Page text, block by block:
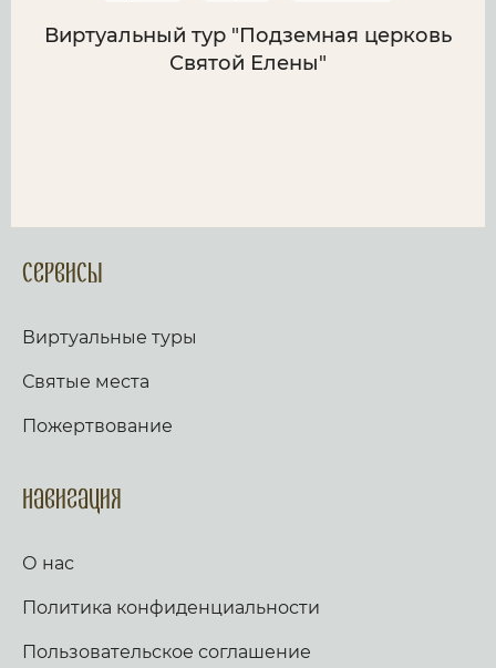
Виртуальный тур "Подземная церковь
Святой Елены"
Сервисы
Виртуальные туры
Святые места
Пожертвование
Навигация
О нас
Политика конфиденциальности
Пользовательское соглашение